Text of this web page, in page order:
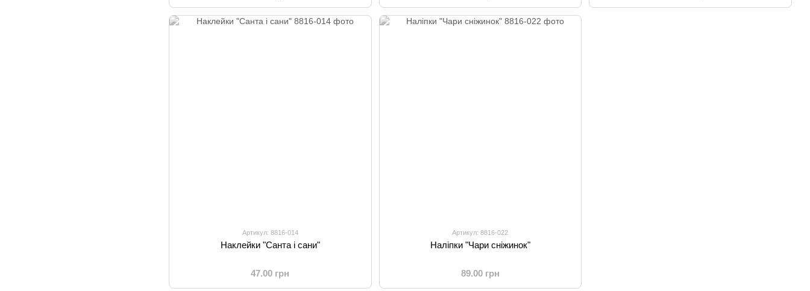
Артикул: 8816-014
Наклейки "Санта і сани"
47.00 грн
Артикул: 8816-022
Наліпки "Чари сніжинок"
89.00 грн